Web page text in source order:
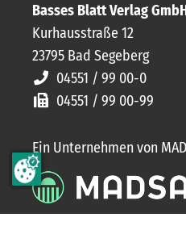
Basses Blatt Verlag
Kurhausstraße 12
23795 Bad Segeberg
04551 / 99 00-0
04551 / 99 00-99
Ein Unternehmen von